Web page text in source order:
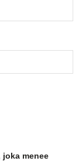
joka menee